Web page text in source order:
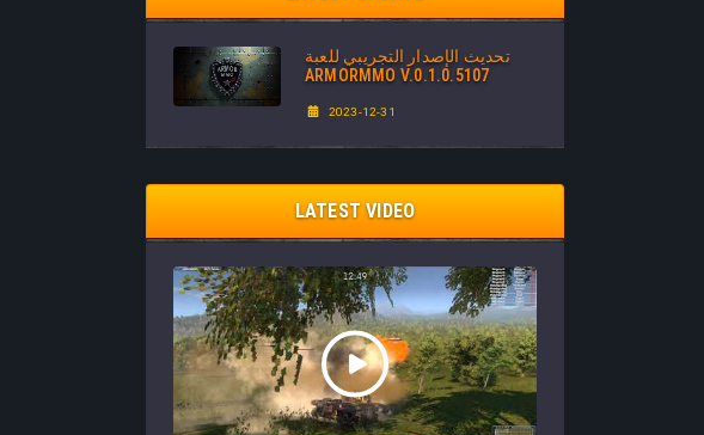
تحديث الإصدار التجريبي للعبة
ARMORMMO V.0.1.0.5107
2023-12-31
LATEST VIDEO